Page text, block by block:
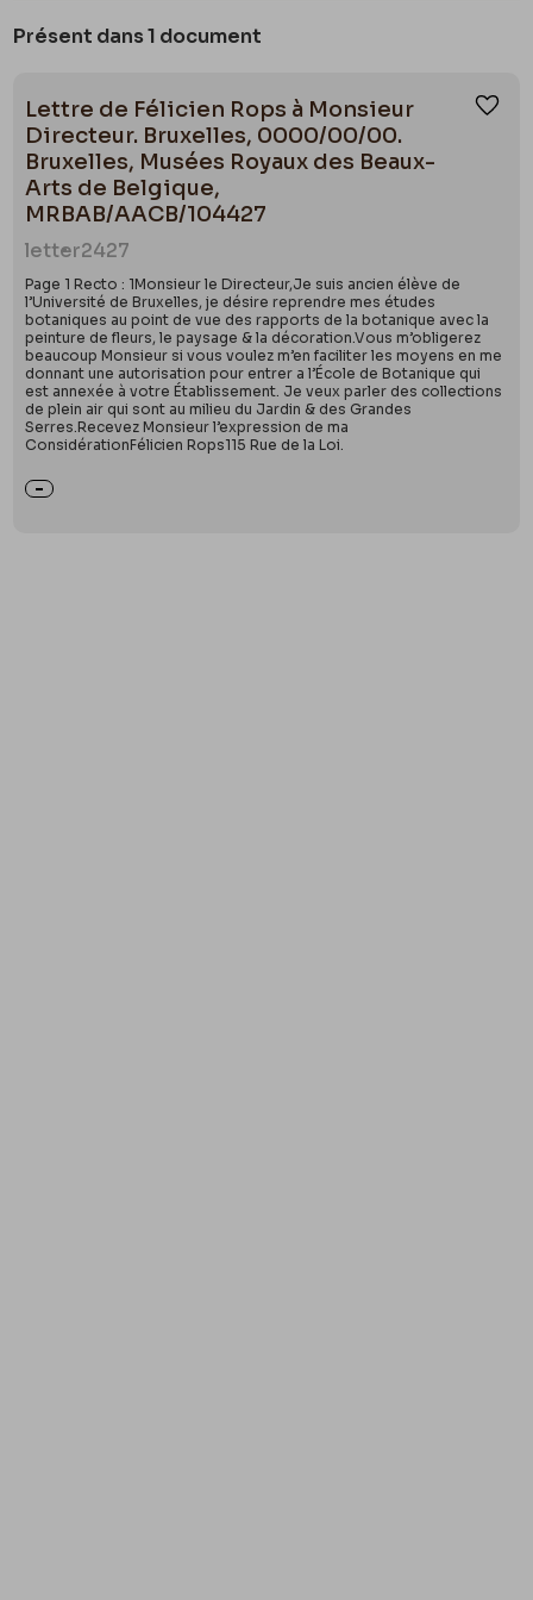
Présent dans 1 document
Lettre de Félicien Rops à Monsieur
Directeur. Bruxelles, 0000/00/00.
Bruxelles, Musées Royaux des Beaux-
Arts de Belgique,
MRBAB/AACB/104427
letter2427
Page 1 Recto : 1Monsieur le Directeur,Je suis ancien élève de
l’Université de Bruxelles, je désire reprendre mes études
botaniques au point de vue des rapports de la botanique avec la
peinture de fleurs, le paysage & la décoration.Vous m’obligerez
beaucoup Monsieur si vous voulez m’en faciliter les moyens en me
donnant une autorisation pour entrer a l’École de Botanique qui
est annexée à votre Établissement. Je veux parler des collections
de plein air qui sont au milieu du Jardin & des Grandes
Serres.Recevez Monsieur l’expression de ma
ConsidérationFélicien Rops115 Rue de la Loi.